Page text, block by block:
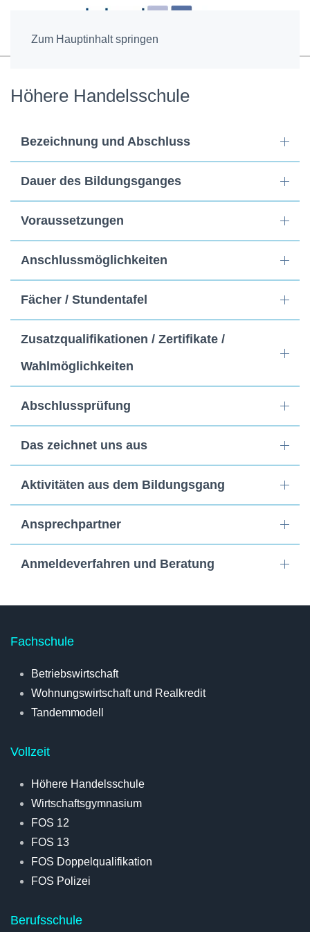
Zum Hauptinhalt springen
Höhere Handelsschule
Bezeichnung und Abschluss
Dauer des Bildungsganges
Voraussetzungen
Anschlussmöglichkeiten
Fächer / Stundentafel
Zusatzqualifikationen / Zertifikate /
Wahlmöglichkeiten
Abschlussprüfung
Das zeichnet uns aus
Aktivitäten aus dem Bildungsgang
Ansprechpartner
Anmeldeverfahren und Beratung
Fachschule
Betriebswirtschaft
Wohnungswirtschaft und Realkredit
Tandemmodell
Vollzeit
Höhere Handelsschule
Wirtschaftsgymnasium
FOS 12
FOS 13
FOS Doppelqualifikation
FOS Polizei
Berufsschule